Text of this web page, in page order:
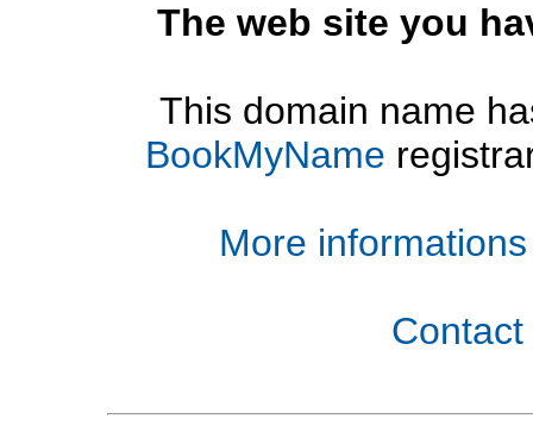
The web site you
This domain name
BookMyName
More